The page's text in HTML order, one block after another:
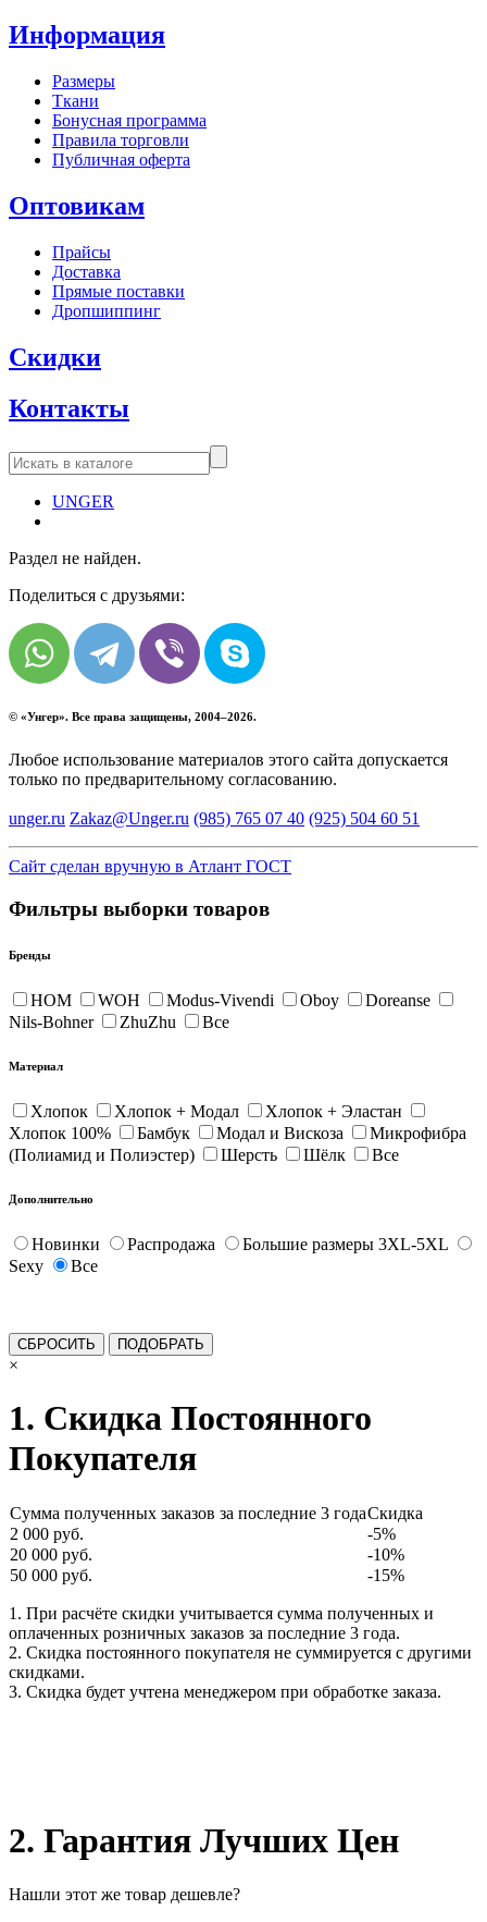
Информация
Размеры
Ткани
Бонусная программа
Правила торговли
Публичная оферта
Оптовикам
Прайсы
Доставка
Прямые поставки
Дропшиппинг
Скидки
Контакты
UNGER
Раздел не найден.
Поделиться с друзьями:
© «Унгер». Все права защищены, 2004–2026.
Любое использование материалов этого сайта допускается
только по предварительному согласованию.
unger.ru Zakaz@Unger.ru (985) 765 07 40 (925) 504 60 51
Сайт сделан вручную в Атлант ГОСТ
Фильтры выборки товаров
Бренды
HOM WOH Modus-Vivendi Oboy
Doreanse
Nils-Bohner
ZhuZhu Все
Материал
Хлопок Хлопок + Модал
Хлопок + Эластан
Хлопок 100%
Бамбук Модал и Вискоза
Микрофибра
(Полиамид и Полиэстер)
Шерсть Шёлк Все
Дополнительно
Новинки Распродажа
Большие размеры 3XL-5XL
Sexy
Все
×
1. Скидка Постоянного
Покупателя
Сумма полученных заказов за последние 3 годаСкидка
2 000 руб.
-5%
20 000 руб.
-10%
50 000 руб.
-15%
1. При расчёте скидки учитывается сумма полученных и
оплаченных розничных заказов за последние 3 года.
2. Скидка постоянного покупателя не суммируется с другими
скидками.
3. Скидка будет учтена менеджером при обработке заказа.
2. Гарантия Лучших Цен
Нашли этот же товар дешевле?